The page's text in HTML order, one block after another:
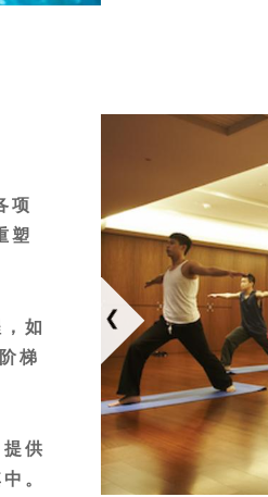
本区地湿易滑
严禁饮食。
本区须戴泳帽
入池使用前、
进体内新陈代
为维护水质，
休闲裤下水。
项
塑
如
梯
供
。